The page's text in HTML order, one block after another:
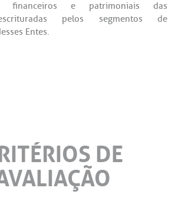
financeiros e patrimoniais das
pelos segmentos de
Entes.
DE